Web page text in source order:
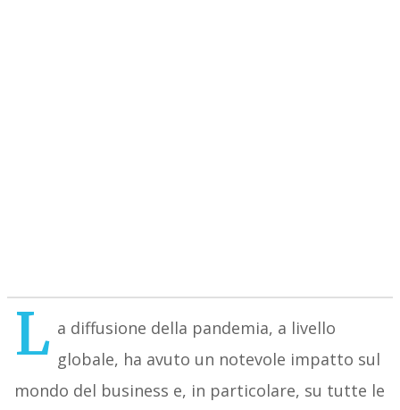
L a diffusione della pandemia, a livello
globale, ha avuto un notevole impatto sul
mondo del business e, in particolare, su tutte le